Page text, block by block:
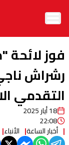
الرئيسية
الأخبار
آراء
فيديو
مواقف
فوز لائحة
رشراش
التقدمي
18 أيار 2025
22:08
أخبار الساعة الأنباء